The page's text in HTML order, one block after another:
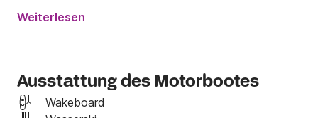
Wenn Sie einen sportlicheren Ausflug unternehmen
Wakeboarden oder Schleppboje an (25 € / Tag).
vorgelegt werden. Zahlung vor Abreise.
Weiterlesen
Ausstattung des Motorbootes
Wakeboard